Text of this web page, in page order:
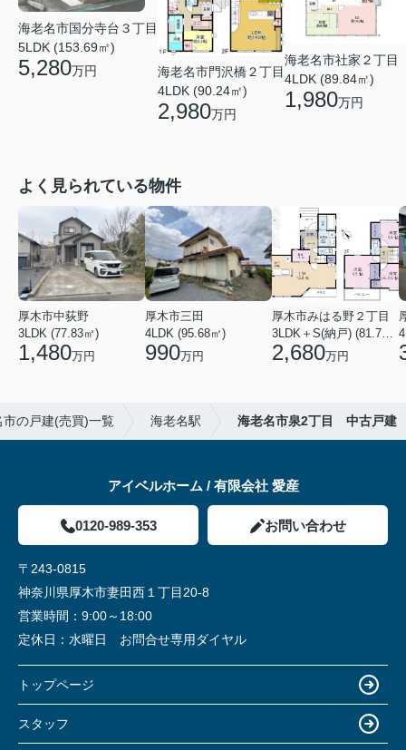
海老名市国分寺台３丁目
5LDK (153.69㎡)
5,280万円
海老名市門沢橋２丁目
4LDK (90.24㎡)
2,980万円
海老名市社家２丁目
4LDK (89.84㎡)
1,980万円
よく見られている物件
厚木市中荻野
3LDK (77.83㎡)
1,480万円
厚木市三田
4LDK (95.68㎡)
990万円
厚木市みはる野２丁目
3LDK＋S(納戸) (81.79㎡)
2,680万円
市の戸建(売買)一覧 海老名駅 海老名市泉2丁目 中古戸建
アイベルホーム / 有限会社 愛産
0120-989-353 お問い合わせ
〒243-0815
神奈川県厚木市妻田西１丁目20-8
営業時間： 9:00～18:00
定休日： 水曜日 お問合せ専用ダイヤル
トップページ
スタッフ